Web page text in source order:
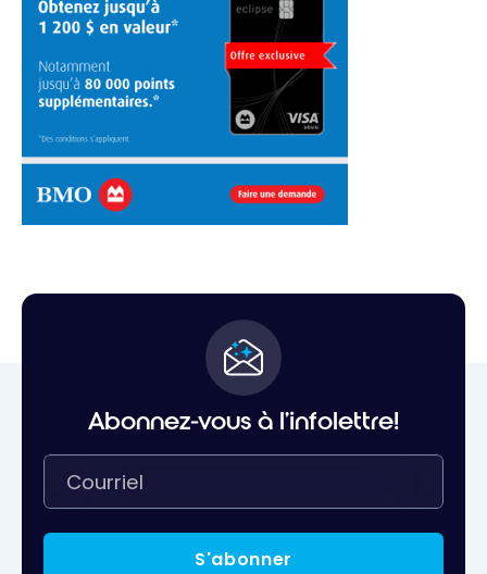
Abonnez-vous à l'infolettre!
S'abonner